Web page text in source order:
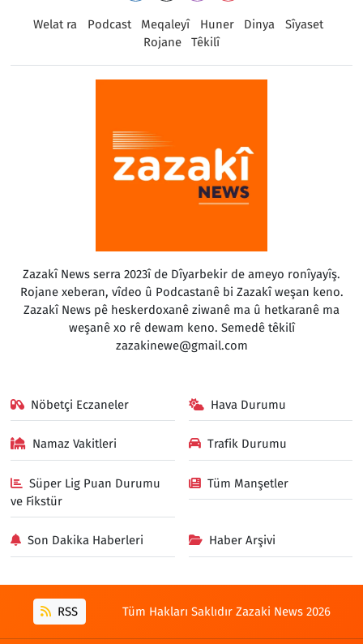
Welat ra Podcast Meqaleyî Huner Dinya
Sîyaset
Rojane
Têkilî
Zazakî News serra 2023î de Dîyarbekir de ameyo ronîyayîş.
Rojane xeberan, vîdeo û Podcastanê bi Zazakî weşan keno.
Zazakî News pê heskerdoxanê ziwanê ma û hetkaranê ma
weşanê xo rê dewam keno. Semedê têkilî
zazakinewe@gmail.com
Nöbetçi Eczaneler Hava Durumu
Namaz Vakitleri Trafik Durumu
Süper Lig Puan Durumu
ve Fikstür
Tüm Manşetler
Son Dakika Haberleri Haber Arşivi
RSS Tüm Hakları Saklıdır Zazaki News 2026